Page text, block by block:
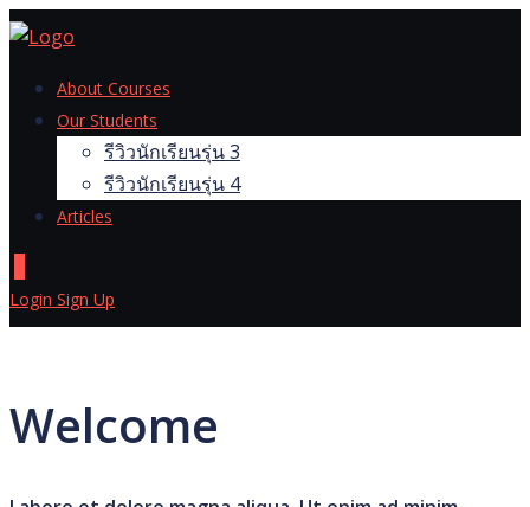
Skip
contentAbout Courses
Our Students
รีวิวนักเรียนรุ่น 3
รีวิวนักเรียนรุ่น 4
Articles
Login Sign Up
Welcome